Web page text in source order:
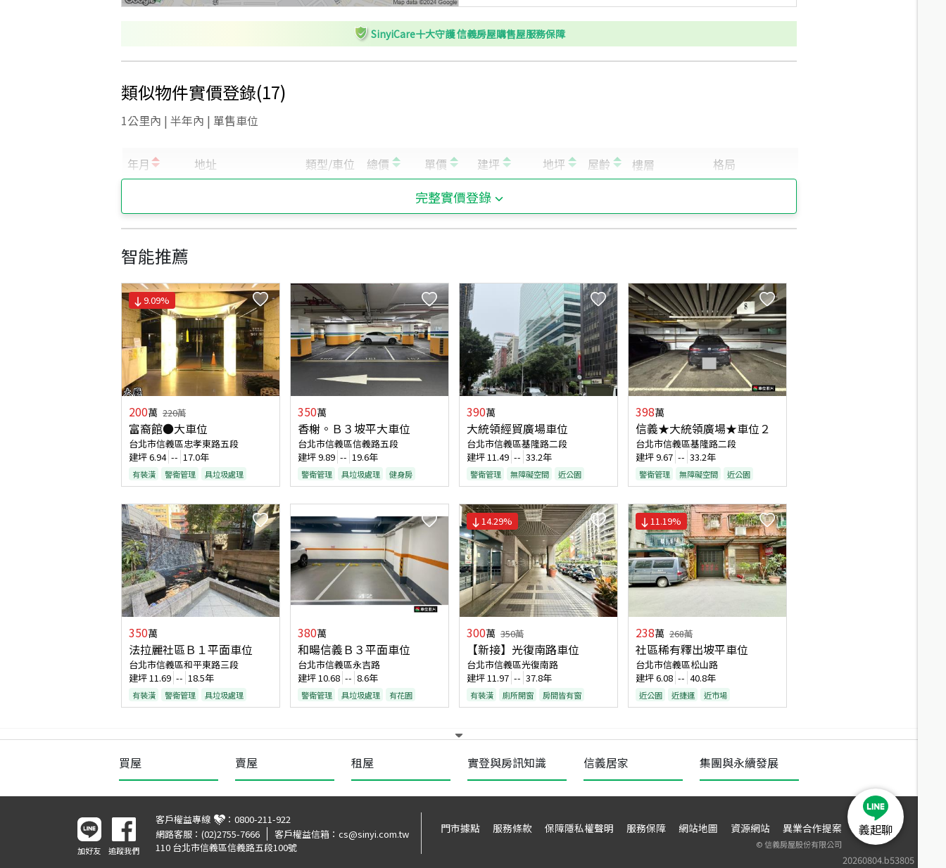
SinyiCare十大守護 信義房屋購售屋服務保障
類似物件實價登錄(17)
1公里內 | 半年內 | 單售車位
完整實價登錄
智能推薦
9.09%
200萬 220萬
富裔館●大車位
台北市信義區忠孝東路五段
建坪6.94 -- 17.0年
有裝潢 警衛管理 具垃圾處理
350萬
香榭。Ｂ３坡平大車位
台北市信義區信義路五段
建坪9.89 -- 19.6年
警衛管理 具垃圾處理 健身房
390萬
大統領經貿廣場車位
台北市信義區基隆路二段
建坪11.49 -- 33.2年
警衛管理 無障礙空間 近公園
398萬
信義★大統領廣場★車位２
台北市信義區基隆路二段
建坪9.67 -- 33.2年
警衛管理 無障礙空間 近公園
350萬
法拉麗社區Ｂ１平面車位
台北市信義區和平東路三段
建坪11.69 -- 18.5年
有裝潢 警衛管理 具垃圾處理
380萬
和暘信義Ｂ３平面車位
台北市信義區永吉路
建坪10.68 -- 8.6年
警衛管理 具垃圾處理 有花園
14.29%
300萬 350萬
【新接】光復南路車位
台北市信義區光復南路
建坪11.97 -- 37.8年
有裝潢 廁所開窗 房間皆有窗
11.19%
238萬 268萬
社區稀有釋出坡平車位
台北市信義區松山路
建坪6.08 -- 40.8年
近公園 近捷運 近市場
買屋 賣屋 租屋 實登與房訊知識 信義居家 集團與永續發展
20260804.b53805
加好友 追蹤我們
客戶權益專線 ： 0800-211-922
網路客服： (02)2755-7666 客戶權益信箱： cs@sinyi.com.tw
110 台北市信義區信義路五段100號
門市據點 服務條款 保障隱私權聲明 服務保障 網站地圖 資源網站 異業合作提案
©信義房屋股份有限公司
義起聊